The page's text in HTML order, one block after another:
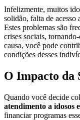
Infelizmente, muitos
solidão, falta de acesso
Estes problemas são
crises sociais,
causa, você pode
condições desses
O Impacto da
Quando você decide
atendimento a idosos
financiar programas